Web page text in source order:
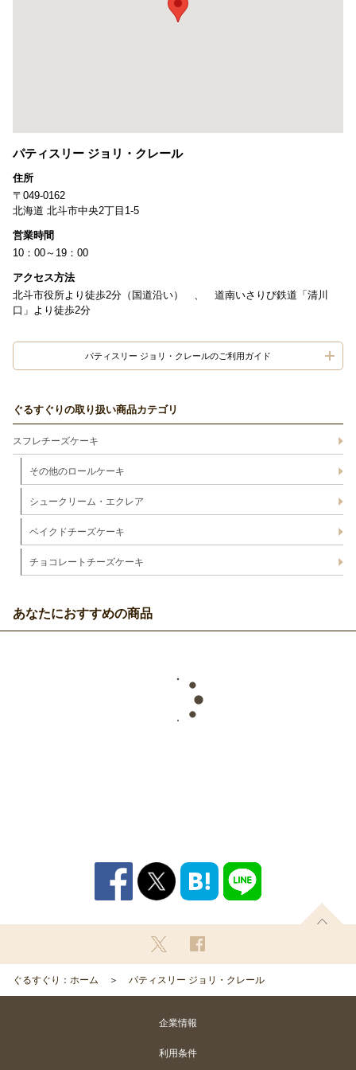
パティスリー ジョリ・クレール
住所
〒049-0162
北海道 北斗市中央2丁目1-5
営業時間
10：00～19：00
アクセス方法
北斗市役所より徒歩2分（国道沿い） 、 道南いさりび鉄道「清川
口」より徒歩2分
パティスリー ジョリ・クレールのご利用ガイド
ぐるすぐりの取り扱い商品カテゴリ
スフレチーズケーキ
その他のロールケーキ
シュークリーム・エクレア
ベイクドチーズケーキ
チョコレートチーズケーキ
あなたにおすすめの商品
ぐるすぐり：ホーム パティスリー ジョリ・クレール
企業情報
利用条件